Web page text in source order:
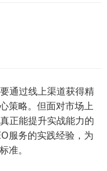
通过线上渠道获得精
策略。但面对市场上
正能提升实战能力的
服务的实践经验，为
准。